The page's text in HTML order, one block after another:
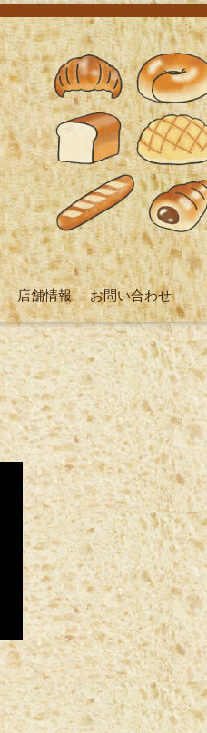
店舗情報 お問い合わせ